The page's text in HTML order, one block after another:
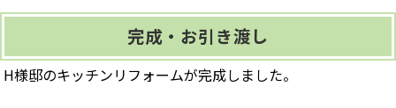
完成・お引き渡し
H様邸のキッチンリフォームが完成しました。